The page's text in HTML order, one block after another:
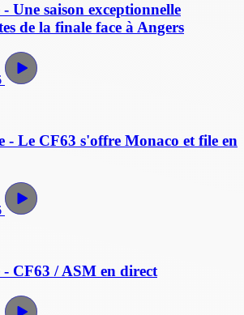
Une saison exceptionnelle
de la finale face à Angers
- Le CF63 s'offre Monaco et file en
CF63 / ASM en direct